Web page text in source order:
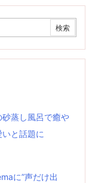
蒸し風呂で癒や
と話題に
に”声だけ出